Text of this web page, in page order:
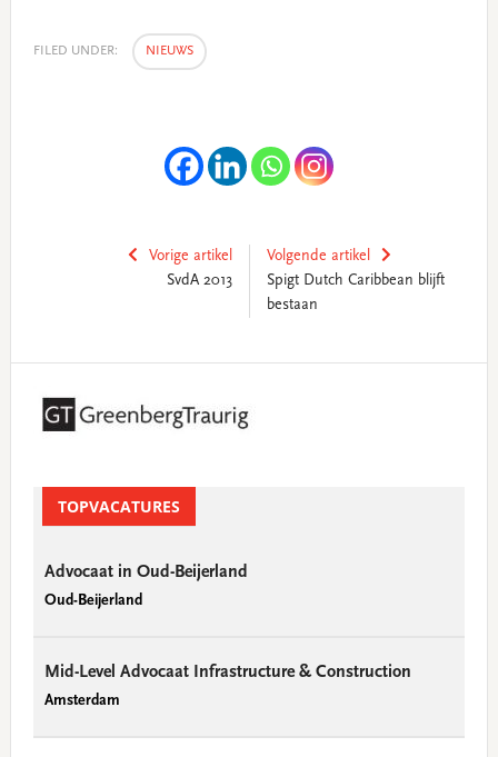
FILED UNDER: NIEUWS
Vorige artikel
SvdA 2013
Volgende artikel
Spigt Dutch Caribbean blijft
bestaan
Sidebar
TOPVACATURES
Advocaat in Oud-Beijerland
Oud-Beijerland
Mid-Level Advocaat Infrastructure & Construction
Amsterdam